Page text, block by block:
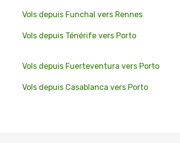
Vols depuis Funchal vers Rennes
Vols depuis Ténérife vers Porto
Vols depuis Fuerteventura vers Porto
Vols depuis Casablanca vers Porto